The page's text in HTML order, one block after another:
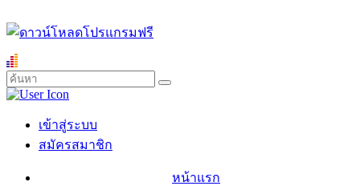
เข้าสู่ระบบ
สมัครสมาชิก
หน้าแรก